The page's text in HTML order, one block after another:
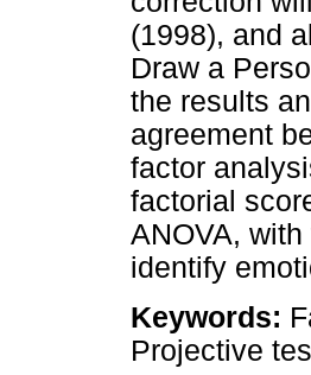
(1998), and
Draw a
the results
agreement
factor
factorial
ANOVA,
identify
Keywords:
Projective